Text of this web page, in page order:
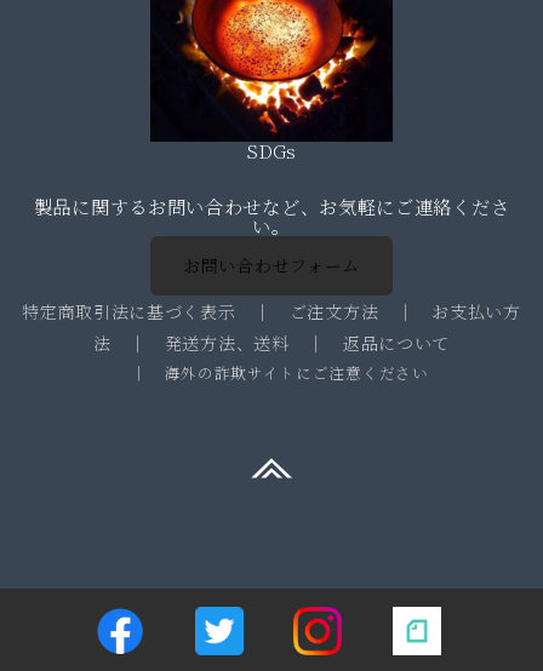
SDGs
製品に関するお問い合わせなど、お気軽にご連絡くださ
い。
お問い合わせフォーム
特定商取引法に基づく表示 ｜ ご注文方法 ｜ お支払い方
法 ｜ 発送方法、送料 ｜ 返品について
｜ 海外の詐欺サイトにご注意ください